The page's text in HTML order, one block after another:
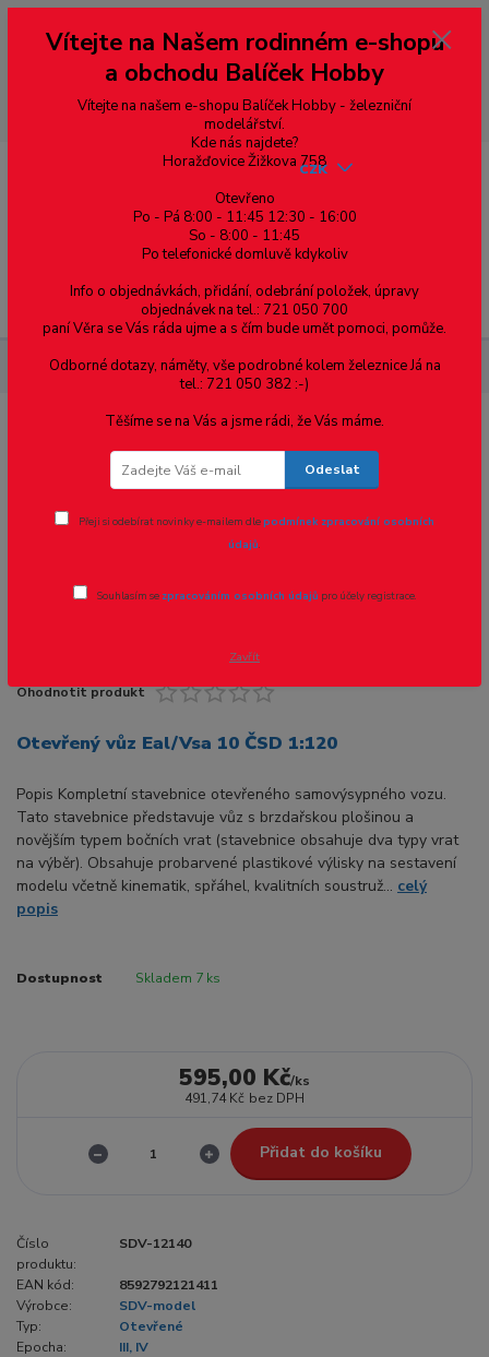
--- pro zákazníky ze Slovenska a jiných zemí, pokud chcete platit v eurech
přepněte si e-shop na euro 💶 pro přepočet měny - pravý horní roh ---
dobírky – pokud si z nějakého důvodu zásilku nevyzvednete, bude po
domluvě zaslána znovu s opětovnou platbou za poštovné, v opačném
případě bude zrušena a účet přidán na blacklist a rušeny následující
objednávky.
Menu
CZK
Železniční modelářství Otevřený vůz Eal/Vsa 10 ČSD 1:120
Ohodnotit produkt
Otevřený vůz Eal/Vsa 10 ČSD 1:120
Popis Kompletní stavebnice otevřeného samovýsypného vozu.
Tato stavebnice představuje vůz s brzdařskou plošinou a
novějším typem bočních vrat (stavebnice obsahuje dva typy vrat
na výběr). Obsahuje probarvené plastikové výlisky na sestavení
modelu včetně kinematik, spřáhel, kvalitních soustruž... celý
popis
Dostupnost Skladem 7 ks
595,00 Kč/ks
491,74 Kč bez DPH
Přidat do košíku
Číslo
produktu:
SDV-12140
EAN kód:
8592792121411
Výrobce:
SDV-model
Typ:
Otevřené
Epocha:
III, IV
Vítejte na Našem rodinném e-shopu
a obchodu Balíček Hobby
Vítejte na našem e-shopu Balíček Hobby - železniční
modelářství.
Kde nás najdete?
Horažďovice Žižkova 758
Otevřeno
Po - Pá 8:00 - 11:45 12:30 - 16:00
So - 8:00 - 11:45
Po telefonické domluvě kdykoliv
Info o objednávkách, přidání, odebrání položek, úpravy
objednávek na tel.: 721 050 700
paní Věra se Vás ráda ujme a s čím bude umět pomoci, pomůže.
Odborné dotazy, náměty, vše podrobné kolem železnice Já na
tel.: 721 050 382 :-)
Těšíme se na Vás a jsme rádi, že Vás máme.
Odeslat
Přeji si odebírat novinky e-mailem dlepodmínek zpracování osobních
údajů.
Souhlasím se zpracováním osobních údajů pro účely registrace.
Zavřít